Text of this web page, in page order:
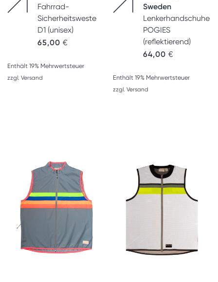
Fahrrad-
Sicherheitsweste
D1 (unisex)
65,00 €
Enthält 19% Mehrwertsteuer
zzgl. Versand
Sweden
Lenkerhandschuhe
POGIES
(reflektierend)
64,00 €
Enthält 19% Mehrwertsteuer
zzgl. Versand